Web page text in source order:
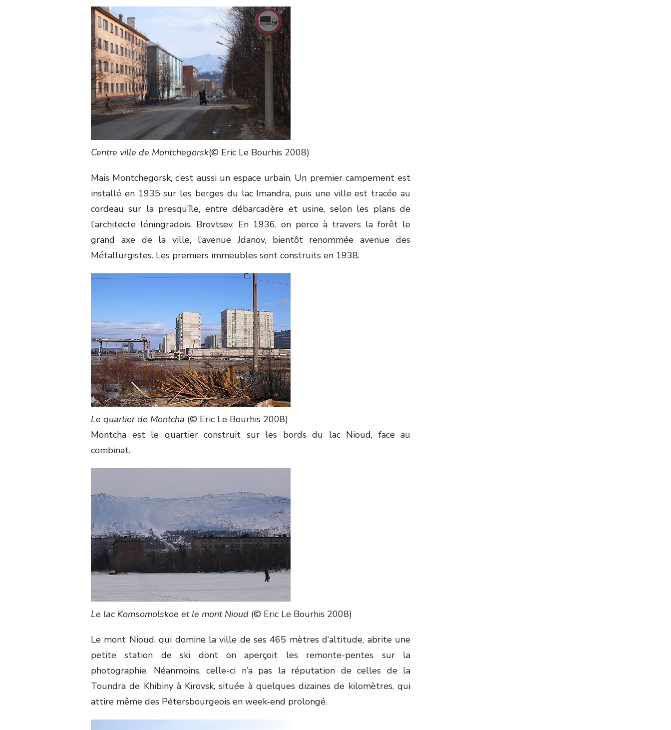
Centre ville de Montchegorsk(© Eric Le Bourhis 2008)
Mais Montchegorsk, c’est aussi un espace urbain. Un premier campement est
installé en 1935 sur les berges du lac Imandra, puis une ville est tracée au
cordeau sur la presqu’île, entre débarcadère et usine, selon les plans de
l’architecte léningradois, Brovtsev. En 1936, on perce à travers la forêt le
grand axe de la ville, l’avenue Jdanov, bientôt renommée avenue des
Métallurgistes. Les premiers immeubles sont construits en 1938.
Le quartier de Montcha (© Eric Le Bourhis 2008)
Montcha est le quartier construit sur les bords du lac Nioud, face au
combinat.
Le lac Komsomolskoe et le mont Nioud (© Eric Le Bourhis 2008)
Le mont Nioud, qui domine la ville de ses 465 mètres d’altitude, abrite une
petite station de ski dont on aperçoit les remonte-pentes sur la
photographie. Néanmoins, celle-ci n’a pas la réputation de celles de la
Toundra de Khibiny à Kirovsk, située à quelques dizaines de kilomètres, qui
attire même des Pétersbourgeois en week-end prolongé.